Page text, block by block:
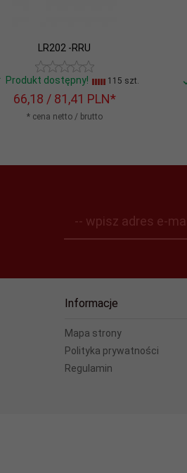
LR202 -RRU
Produkt dostępny! 115 szt.
66,18 / 81,41 PLN*
* cena netto / brutto
-- wpisz adres e-
Informacje
Mapa strony
Polityka prywatności
Regulamin